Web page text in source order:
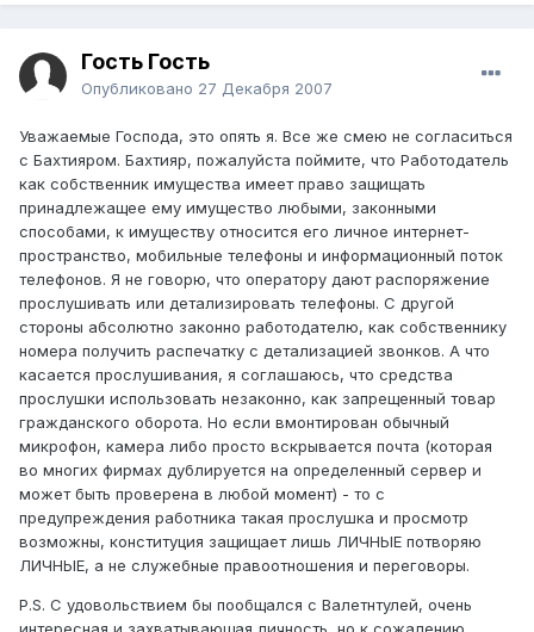
Гость Гость
Опубликовано 27 Декабря 2007
Уважаемые Господа, это опять я. Все же смею не согласиться
с Бахтияром. Бахтияр, пожалуйста поймите, что Работодатель
как собственник имущества имеет право защищать
принадлежащее ему имущество любыми, законными
способами, к имуществу относится его личное интернет-
пространство, мобильные телефоны и информационный поток
телефонов. Я не говорю, что оператору дают распоряжение
прослушивать или детализировать телефоны. С другой
стороны абсолютно законно работодателю, как собственнику
номера получить распечатку с детализацией звонков. А что
касается прослушивания, я соглашаюсь, что средства
прослушки использовать незаконно, как запрещенный товар
гражданского оборота. Но если вмонтирован обычный
микрофон, камера либо просто вскрывается почта (которая
во многих фирмах дублируется на определенный сервер и
может быть проверена в любой момент) - то с
предупреждения работника такая прослушка и просмотр
возможны, конституция защищает лишь ЛИЧНЫЕ потворяю
ЛИЧНЫЕ, а не служебные правоотношения и переговоры.
P.S. С удовольствием бы пообщался с Валетнтулей, очень